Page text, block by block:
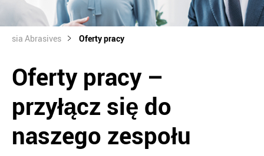
sia Abrasives Oferty pracy
Oferty pracy –
przyłącz się do
naszego zespołu